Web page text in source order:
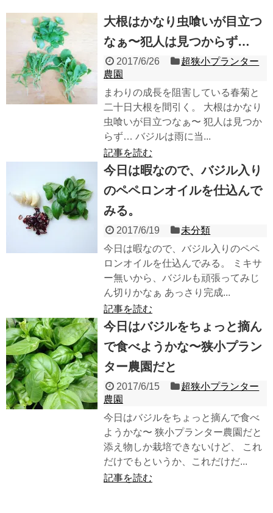
大根はかなり虫喰いが目立つ
なぁ〜犯人は見つからず…
2017/6/26
超狭小プランター
農園
まわりの成長を阻害している春菊と
二十日大根を間引く。 大根はかなり
虫喰いが目立つなぁ〜 犯人は見つか
らず… バジルは雨に当...
記事を読む
今日は暇なので、バジル入り
のペペロンオイルを仕込んで
みる。
2017/6/19
未分類
今日は暇なので、バジル入りのペペ
ロンオイルを仕込んでみる。 ミキサ
ー無いから、バジルも頑張ってみじ
ん切りかなぁ あっさり完成...
記事を読む
今日はバジルをちょっと摘ん
で食べようかな〜狭小プラン
ター農園だと
2017/6/15
超狭小プランター
農園
今日はバジルをちょっと摘んで食べ
ようかな〜 狭小プランター農園だと
添え物しか栽培できないけど、 これ
だけでもというか、これだけだ...
記事を読む